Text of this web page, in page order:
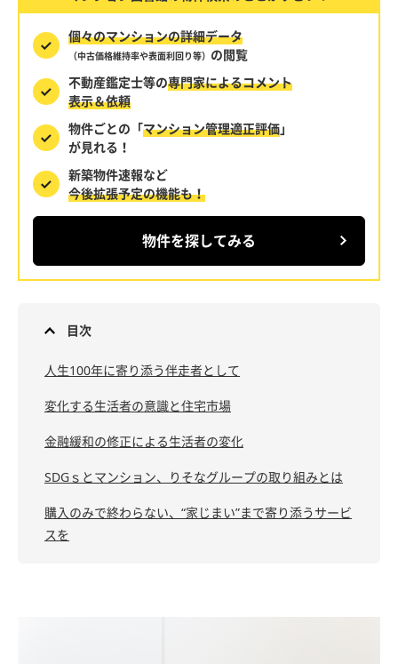
個々のマンションの詳細データ
（中古価格維持率や表面利回り等） の閲覧
不動産鑑定士等の専門家によるコメント
表示＆依頼
物件ごとの「マンション管理適正評価」
が見れる！
新築物件速報など
今後拡張予定の機能も！
物件を探してみる
目次
人生100年に寄り添う伴走者として
変化する生活者の意識と住宅市場
金融緩和の修正による生活者の変化
SDGｓとマンション、りそなグループの取り組みとは
購入のみで終わらない、“家じまい”まで寄り添うサービ
スを